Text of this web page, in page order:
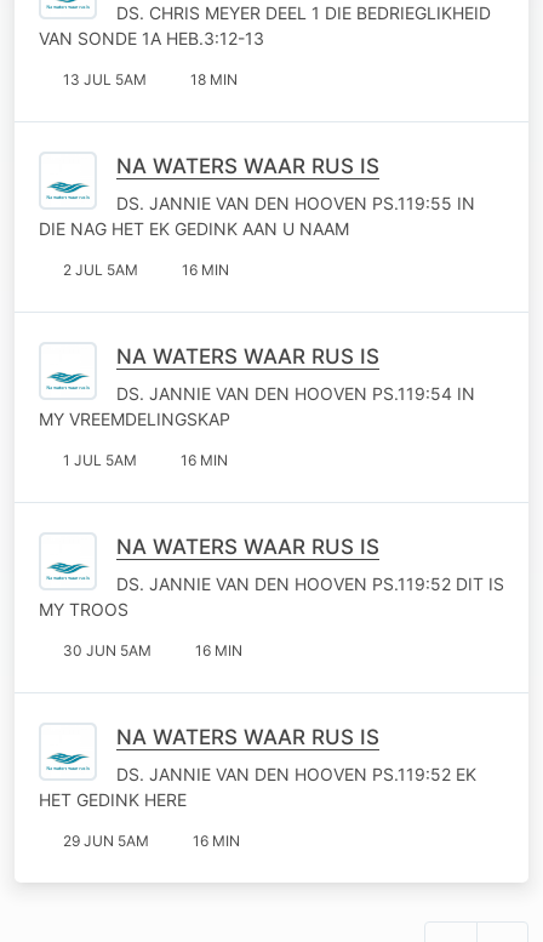
DS. CHRIS MEYER DEEL 1 DIE BEDRIEGLIKHEID
VAN SONDE 1A HEB.3:12-13
13 JUL 5AM 18 MIN
NA WATERS WAAR RUS IS
DS. JANNIE VAN DEN HOOVEN PS.119:55 IN
DIE NAG HET EK GEDINK AAN U NAAM
2 JUL 5AM 16 MIN
NA WATERS WAAR RUS IS
DS. JANNIE VAN DEN HOOVEN PS.119:54 IN
MY VREEMDELINGSKAP
1 JUL 5AM 16 MIN
NA WATERS WAAR RUS IS
DS. JANNIE VAN DEN HOOVEN PS.119:52 DIT IS
MY TROOS
30 JUN 5AM 16 MIN
NA WATERS WAAR RUS IS
DS. JANNIE VAN DEN HOOVEN PS.119:52 EK
HET GEDINK HERE
29 JUN 5AM 16 MIN